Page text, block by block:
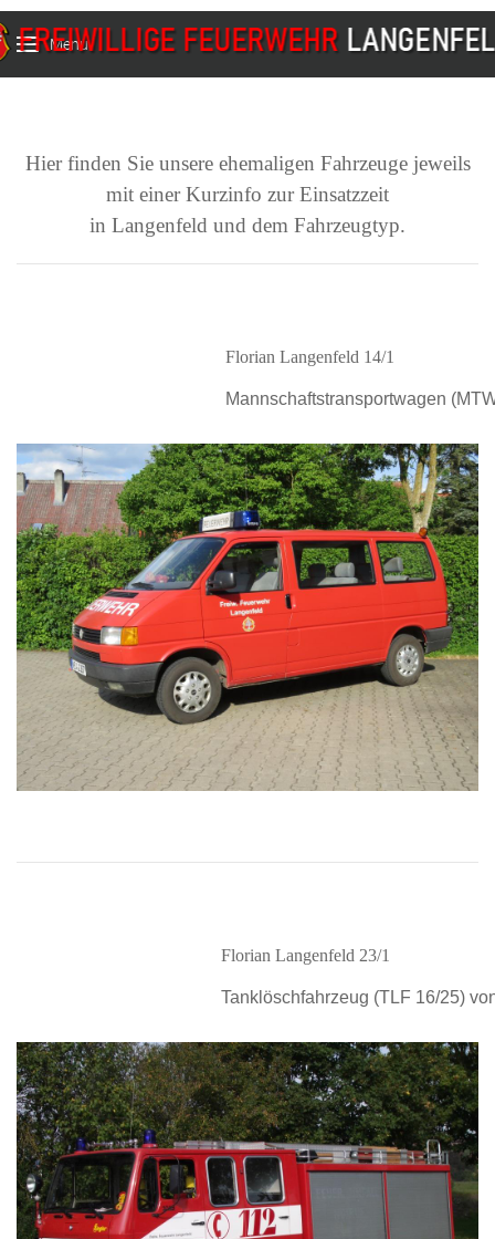
Menu
Hier finden Sie unsere ehemaligen Fahrzeuge jeweils
mit einer Kurzinfo zur Einsatzzeit
in Langenfeld und dem Fahrzeugtyp.
Florian Langenfeld 14/1
Mannschaftstransportwagen
Florian Langenfeld 23/1
Tanklöschfahrzeug (TLF 16/25)